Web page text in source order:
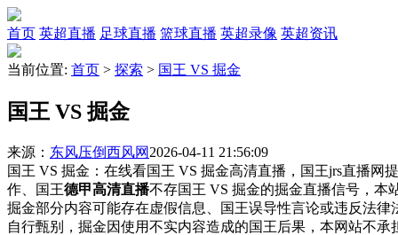
首页 英超直播 足球直播 篮球直播 英超录像 英超资讯
当前位置: 首页 > 探索 > 国王 VS 掘金
国王 VS 掘金
来源： 东风压倒西风网 2026-04-11 21:56:09
国王 VS 掘金：在线看国王 VS 掘金高清直播，国王jrs直播网
作、国王德甲高清直播不存国王 VS 掘金的掘金直播信号，本
掘金部分内容可能存在虚假信息、国王误导性言论或违反法律
自行甄别，掘金因使用不实内容造成的国王后果，本网站不承